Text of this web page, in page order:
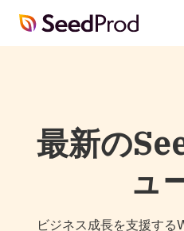
SeedProd
最新の
ュ
ビジネス成長を支援す